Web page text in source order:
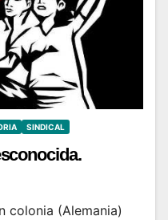
SINDICAL
colonia (Alemania)